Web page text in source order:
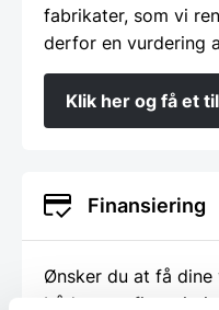
fabrikater, som vi
derfor en vurdering
Klik her og få et
Finansiering
Ønsker du at få dine
både eget